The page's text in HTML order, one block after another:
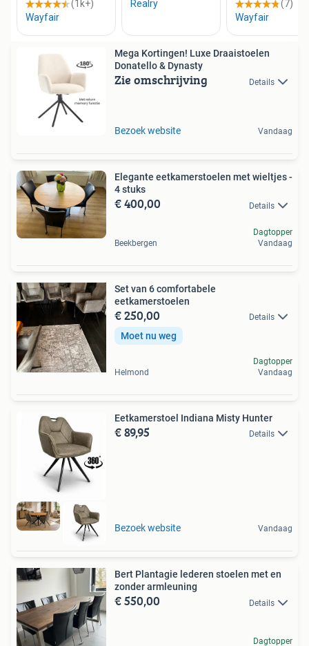
Mega Kortingen! Luxe Draaistoelen
Donatello & Dynasty
Zie omschrijving Details
Bezoek website Vandaag
Elegante eetkamerstoelen met wieltjes -
4 stuks
€ 400,00 Details
Beekbergen
Dagtopper
Vandaag
Set van 6 comfortabele
eetkamerstoelen
€ 250,00 Details
Moet nu weg
Helmond
Dagtopper
Vandaag
Eetkamerstoel Indiana Misty Hunter
€ 89,95 Details
Bezoek website Vandaag
Bert Plantagie lederen stoelen met en
zonder armleuning
€ 550,00 Details
Dagtopper